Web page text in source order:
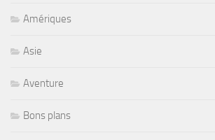
Amériques
Asie
Aventure
Bons plans